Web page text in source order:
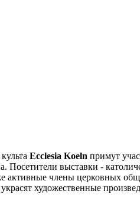
Ecclesia Koeln примут
Посетители выставки -
активные члены церковных
художественные